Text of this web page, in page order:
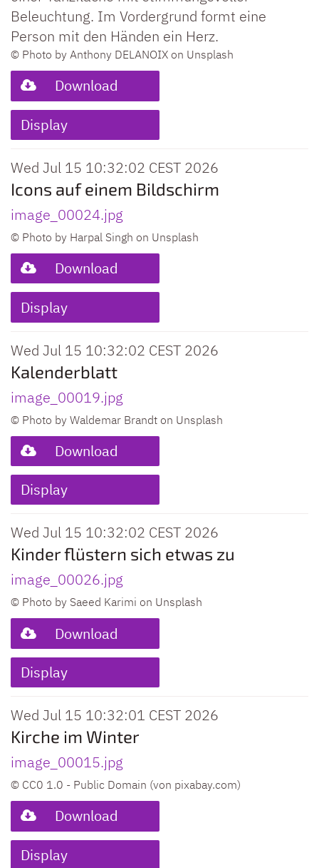
Beleuchtung. Im Vordergrund formt eine
Person mit den Händen ein Herz.
© Photo by Anthony DELANOIX on Unsplash
Download
Display
Wed Jul 15 10:32:02 CEST 2026
Icons auf einem Bildschirm
image_00024.jpg
© Photo by Harpal Singh on Unsplash
Download
Display
Wed Jul 15 10:32:02 CEST 2026
Kalenderblatt
image_00019.jpg
© Photo by Waldemar Brandt on Unsplash
Download
Display
Wed Jul 15 10:32:02 CEST 2026
Kinder flüstern sich etwas zu
image_00026.jpg
© Photo by Saeed Karimi on Unsplash
Download
Display
Wed Jul 15 10:32:01 CEST 2026
Kirche im Winter
image_00015.jpg
© CC0 1.0 - Public Domain (von pixabay.com)
Download
Display